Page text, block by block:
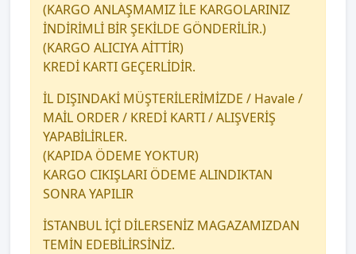
(KARGO ANLAŞMAMIZ İLE KARGOLARINIZ
İNDİRİMLİ BİR ŞEKİLDE GÖNDERİLİR.)
(KARGO ALICIYA AİTTİR)
KREDİ KARTI GEÇERLİDİR.
İL DIŞINDAKİ MÜŞTERİLERİMİZDE / Havale /
MAİL ORDER / KREDİ KARTI / ALIŞVERİŞ
YAPABİLİRLER.
(KAPIDA ÖDEME YOKTUR)
KARGO CIKIŞLARI ÖDEME ALINDIKTAN
SONRA YAPILIR
İSTANBUL İÇİ DİLERSENİZ MAGAZAMIZDAN
TEMİN EDEBİLİRSİNİZ.